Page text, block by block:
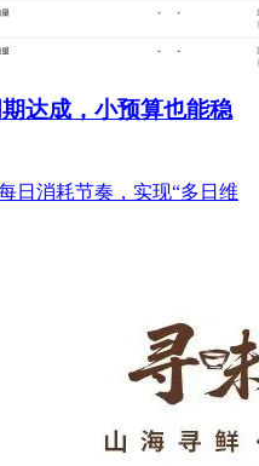
达成，小预算也能稳
日消耗节奏，实现“多日维